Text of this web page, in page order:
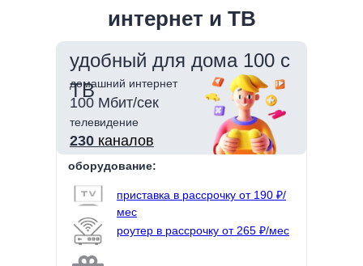
интернет и ТВ
удобный для дома 100 с
ТВ
домашний интернет
телевидение
100 Мбит/сек
230 каналов
приставка в рассрочку от 190 ₽/
мес
роутер в рассрочку от 265 ₽/мес
оборудование: